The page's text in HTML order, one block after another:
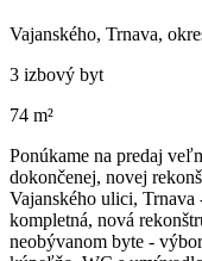
Vajanského, Trnava,
3 izbový byt
74 m²
Ponúkame na predaj
dokončenej, novej
Vajanského ulici,
kompletná, nová
neobývanom byte -